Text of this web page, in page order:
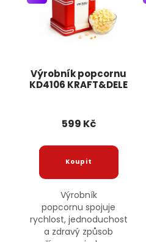
Výrobník popcornu
KD4106 KRAFT&DELE
599 Kč
Výrobník
popcornu spojuje
rychlost, jednoduchost
a zdravý způsob